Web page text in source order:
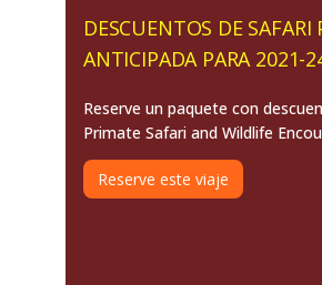
DESCUENTOS DE SAFARI
ANTICIPADA PARA 2021-
Reserve un paquete con
Primate Safari and Wildlife
Reserve este viaje